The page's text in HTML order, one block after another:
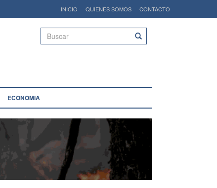
INICIO QUIENES SOMOS CONTACTO
Buscar
ECONOMIA